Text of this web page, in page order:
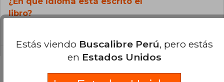
libro?
Estás viendo Buscalibre Perú, pero estás
en Estados Unidos